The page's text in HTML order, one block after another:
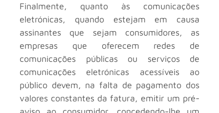
Finalmente, quanto às comunicações
eletrónicas, quando estejam em causa
assinantes que sejam consumidores, as
empresas que oferecem redes de
comunicações públicas ou serviços de
comunicações eletrónicas acessíveis ao
público devem, na falta de pagamento dos
valores constantes da fatura, emitir um pré-